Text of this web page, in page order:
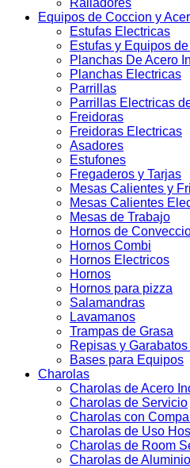
Ralladores
Equipos de Coccion y
Estufas Electricas
Estufas y Equipos
Planchas De Acero
Planchas Electricas
Parrillas
Parrillas Electricas
Freidoras
Freidoras Electricas
Asadores
Estufones
Fregaderos y Tarjas
Mesas Calientes y
Mesas Calientes
Mesas de Trabajo
Hornos de
Hornos Combi
Hornos Electricos
Hornos
Hornos para pizza
Salamandras
Lavamanos
Trampas de Grasa
Repisas y
Bases para Equipos
Charolas
Charolas de Acero
Charolas de Servicio
Charolas con
Charolas de Uso
Charolas de Room
Charolas de